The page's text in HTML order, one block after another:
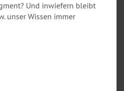
Und inwiefern bleibt
unser Wissen immer